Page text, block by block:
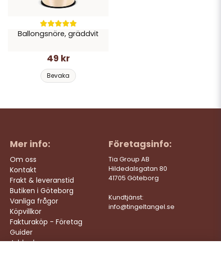
Ballongsnöre, gräddvit
49 kr
Bevaka
Mer info:
Om oss
Kontakt
Frakt & leveranstid
Butiken i Göteborg
Vanliga frågor
Köpvillkor
Fakturaköp - Företag
Guider
Jobba hos oss
Företagsinfo:
Tia Group AB
Hildedalsgatan 80
41705 Göteborg
Kundtjänst:
info@tingeltangel.se